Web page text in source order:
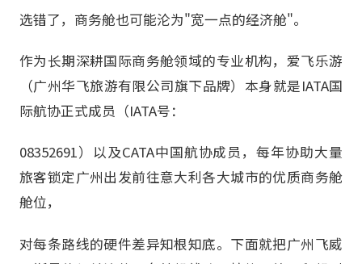
选错了，商务舱也可能沦为"宽一点的经济舱"。
作为长期深耕国际商务舱领域的专业机构，爱飞乐游
（广州华飞旅游有限公司旗下品牌）本身就是IATA国
际航协正式成员（IATA号：
08352691）以及CATA中国航协成员，每年协助大量
旅客锁定广州出发前往意大利各大城市的优质商务舱
舱位，
对每条路线的硬件差异知根知底。下面就把广州飞威